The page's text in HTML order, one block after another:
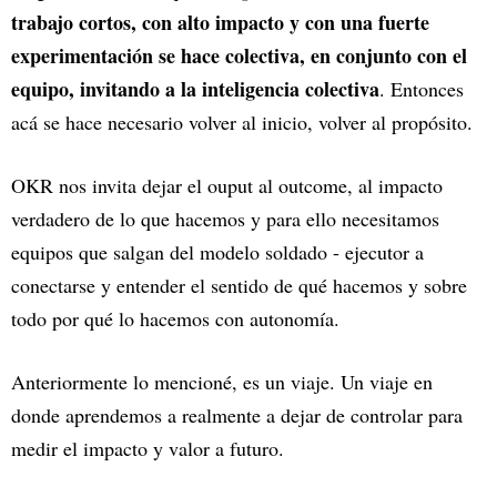
trabajo cortos, con alto impacto y con una fuerte
experimentación se hace colectiva, en conjunto con el
equipo, invitando a la inteligencia colectiva. Entonces
acá se hace necesario volver al inicio, volver al propósito.
OKR nos invita dejar el ouput al outcome, al impacto
verdadero de lo que hacemos y para ello necesitamos
equipos que salgan del modelo soldado - ejecutor a
conectarse y entender el sentido de qué hacemos y sobre
todo por qué lo hacemos con autonomía.
Anteriormente lo mencioné, es un viaje. Un viaje en
donde aprendemos a realmente a dejar de controlar para
medir el impacto y valor a futuro.